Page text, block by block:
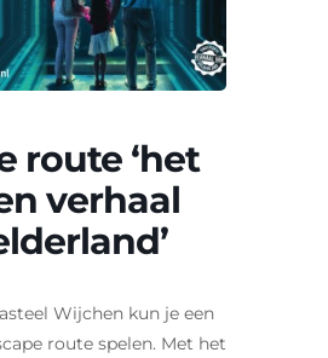
route ‘het
verhaal
Wijchen kun je een
route spelen. Met het